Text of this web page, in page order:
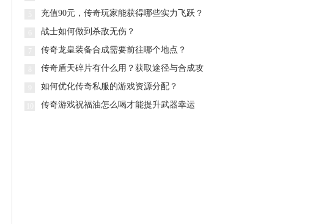
充值90元，传奇玩家能获得哪些实力飞跃？
战士如何做到杀敌无伤？
传奇龙皇装备合成需要前往哪个地点？
传奇盾天碎片有什么用？获取途径与合成攻
略全解析
如何优化传奇私服的游戏资源分配？
传奇游戏祝福油怎么喝才能提升武器幸运